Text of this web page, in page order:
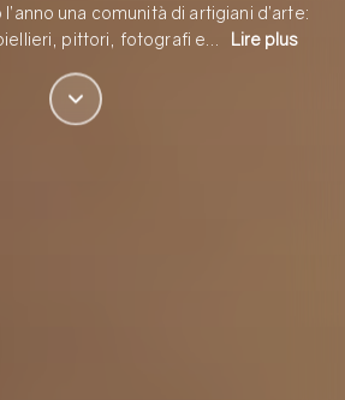
una comunità di artigiani d’arte:
pittori, fotografi e…
Lire plus